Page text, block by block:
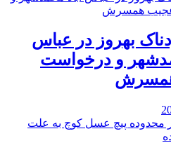
بهروز در عباس
و درخواست